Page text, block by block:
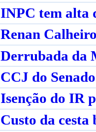
INPC tem alta
Renan
Derrubada da
CCJ do
Isenção do IR
Custo da cesta